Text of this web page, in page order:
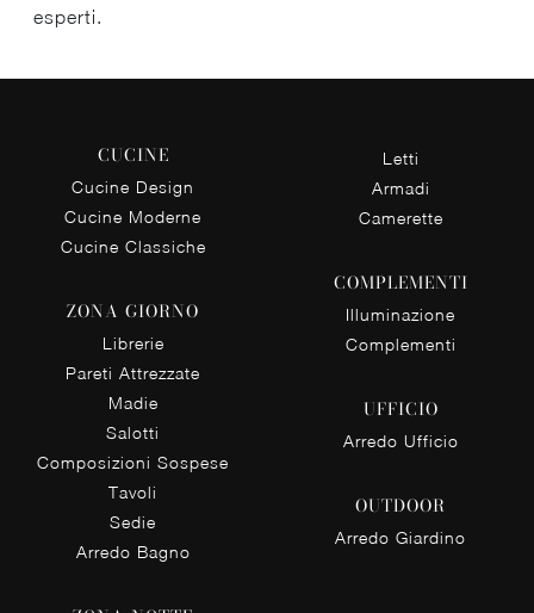
esperti.
CUCINE
Cucine Design
Cucine Moderne
Cucine Classiche
ZONA GIORNO
Librerie
Pareti Attrezzate
Madie
Salotti
Composizioni Sospese
Tavoli
Sedie
Arredo Bagno
Letti
Armadi
Camerette
COMPLEMENTI
Illuminazione
Complementi
UFFICIO
Arredo Ufficio
OUTDOOR
Arredo Giardino